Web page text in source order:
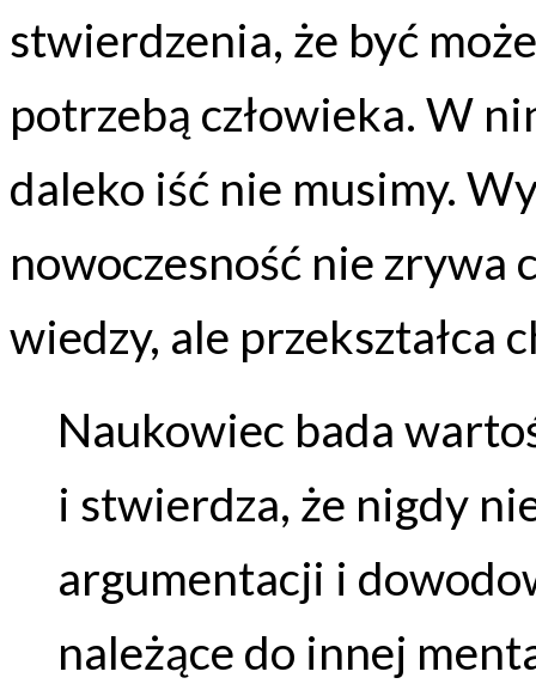
stwierdzenia, że być
potrzebą człowieka. W
daleko iść nie musimy.
nowoczesność nie zrywa
wiedzy, ale przekształca
Naukowiec bada
i stwierdza, że nigdy
argumentacji i
należące do innej